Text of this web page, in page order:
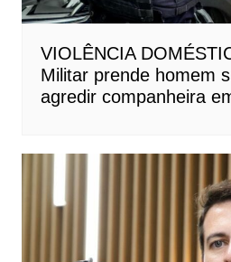
VIOLÊNCIA
Militar prende homem
agredir companheira